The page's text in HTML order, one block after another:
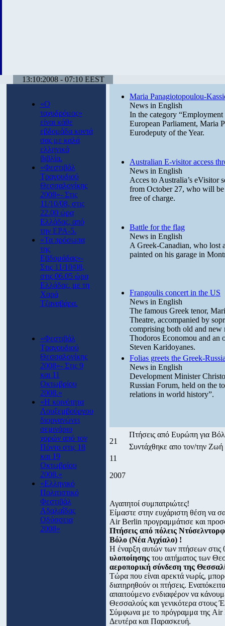
13:10:2008 - 07:10 EEST
«Ο
ταχυδρόμος»
είναι κάθε
εβδομάδα κοντά
σας με καλά
ελληνικά
βιβλία.
«Φεστιβάλ
Τραγουδιού
Θεσσαλονίκης
2008»- Στις
11/10/08, στις
22.00 ώρα
Ελλάδας, από
την ΕΡΑ-5.
«Τα πρόσωπα
της
Εβδομάδας»-
Στις 11/10/08,
στις 06.05 ώρα
Ελλάδας, με τη
Χαρά
Τζαναβάρα.
«Φεστιβάλ
Τραγουδιού
Θεσσαλονίκης
2008»- Στις 9
και 11
Οκτωβρίου
2008.»
«Η κοινότητα
Λουξεμβούργου
διοργανώνει
σεμινάριο
χορών από τον
Πόντο στις 18
και 19
Οκτωβρίου
2008.»
«Ελληνικό
Πολιτιστικό
Φεστιβάλ
Αδαλαΐδας
Οδύσσεια
2008»
Maria Panagiotopoulou-
News in English
In the category
European Parliament, Maria
Eurodeputy of the Year.
Australian E-visitor access
News in English
Acces to Australia’s eVisitor
from October 27, who will
free of charge.
Battle for the flag
News in English
A Greek-Canadian, who lost
painted on his garage in
Frangoulis concert in the US
News in English
The famous Greek tenor,
Theatre, accompanied by
comprising both old and
Thodoros Economou and an
Steven Karidoyanes.
Folias greets the Greek-
News in English
Development Minister
Russian Forum, held on the
relations in world history”.
21
11
2007
Πτήσεις από Eυρώπη για
Συντάχθηκε απο τον/την
Αγαπητοί συμπατριώτες!
Είμαστε στην ευχάριστη θέση να
Air Berlin προγραμμάτισε και
Πτήσεις από πόλεις
Βόλο (Νέα Αγχίαλο) !
Η έναρξη αυτών των πτήσεων στις
υλοποίησης του αιτήματος των
αεροπορική σύνδεση της
Τώρα που είναι αρεκτά νωρίς,
διατηρηθούν οι πτήσεις.
απαιτούμενο ενδιαφέρον να
Θεσσαλούς και γενικότερα στους
Σύμφωνα με το πρόγραμμα της Air
Δευτέρα και Παρασκευή.